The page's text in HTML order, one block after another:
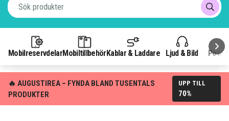
MobilreservdelarMobiltillbehör Kablar & Laddare Ljud & Bild
🔥 AUGUSTIREA – FYNDA BLAND TUSENTALS
PRODUKTER
UPP TILL
70%